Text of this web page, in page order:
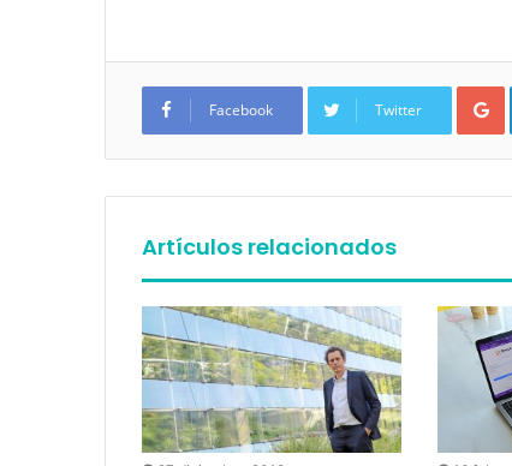
Facebook Twitter
Artículos relacionados